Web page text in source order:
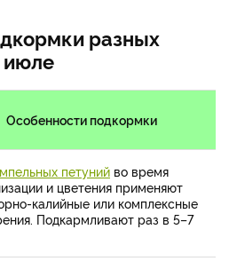
разных
июле
Особенности подкормки
петуний во время
и цветения применяют
калийные или комплексные
Подкармливают раз в 5–7